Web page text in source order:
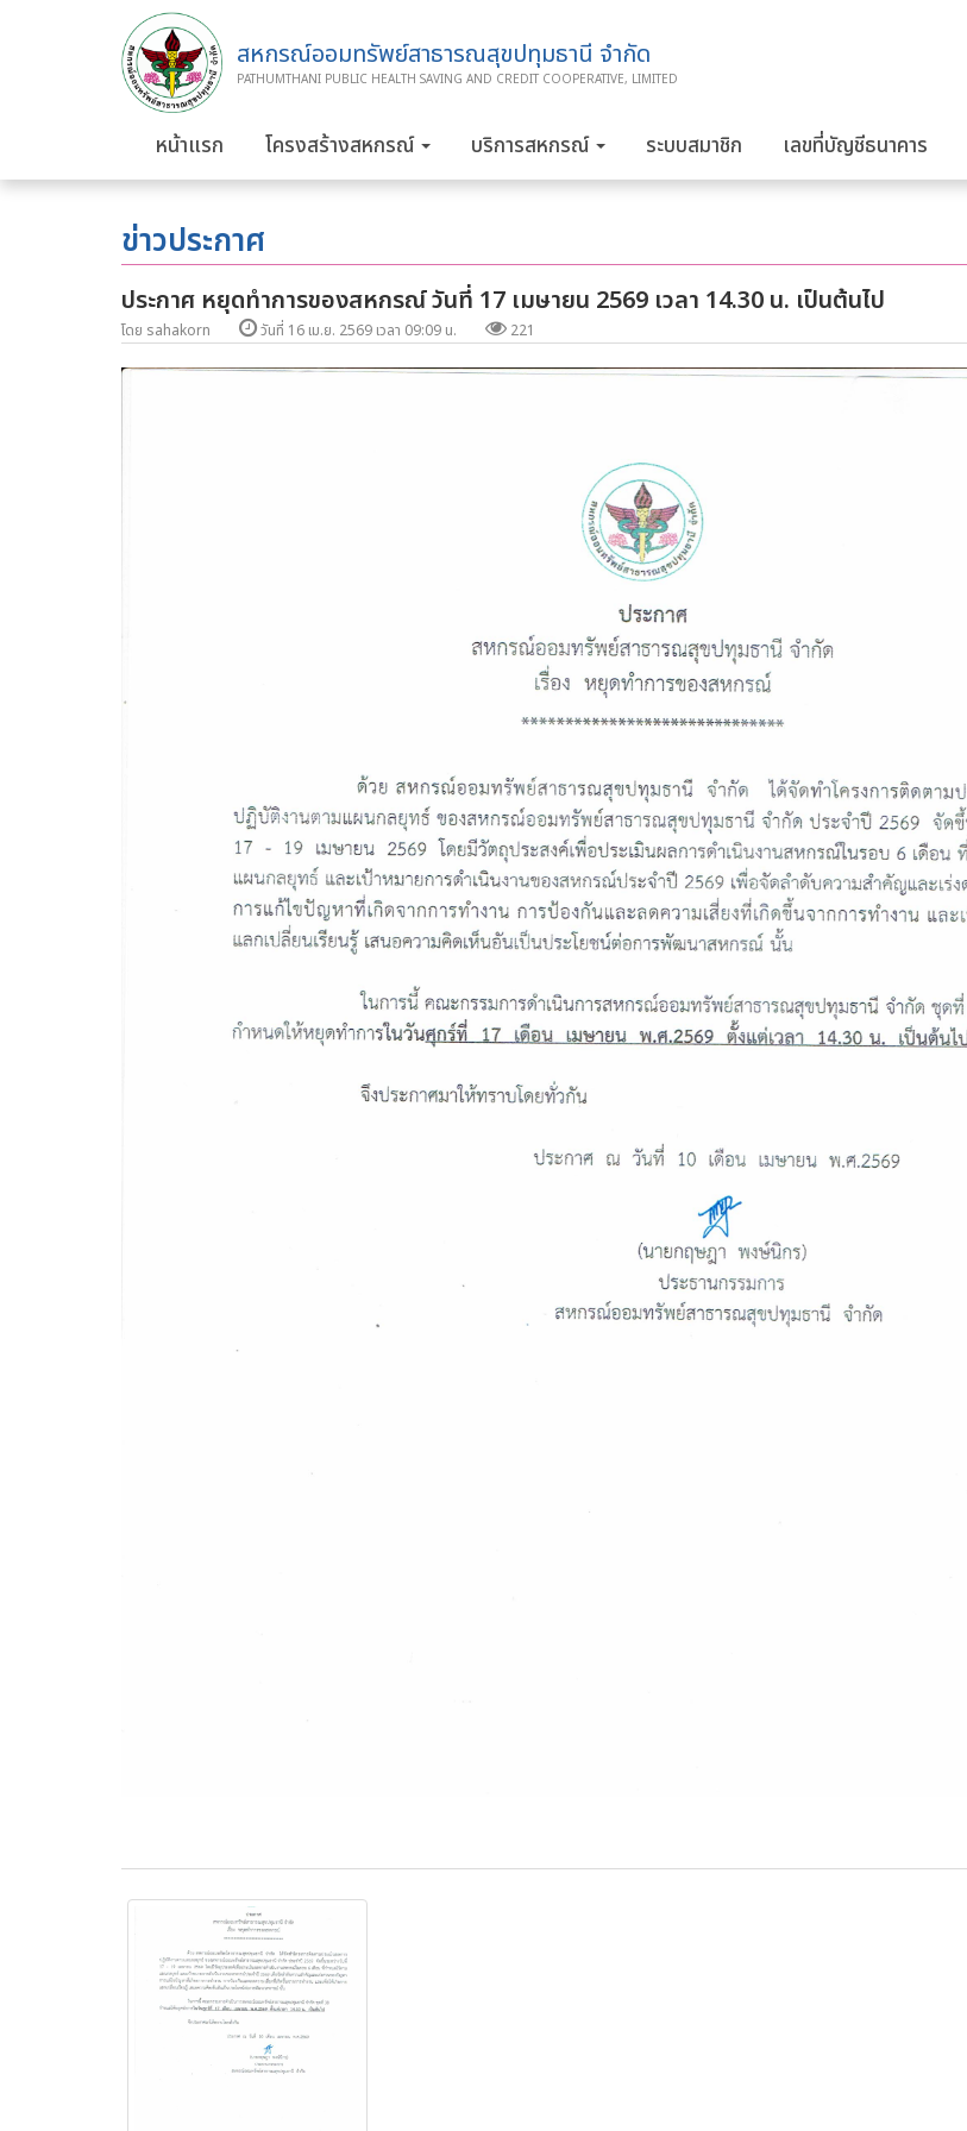
สหกรณ์ออมทรัพย์สาธารณสุขปทุมธานี จำกัด
PATHUMTHANI PUBLIC HEALTH SAVING AND CREDIT COOPERATIVE, LIMITED
หน้าแรก โครงสร้างสหกรณ์ บริการสหกรณ์ ระบบสมาชิก เลขที่บัญชีธนาคาร
ข่าวประกาศ
ประกาศ หยุดทำการของสหกรณ์ วันที่ 17 เมษายน 2569 เวลา 14.30 น. เป็นต้นไป
โดย sahakorn วันที่ 16 เม.ย. 2569 เวลา 09:09 น. 221